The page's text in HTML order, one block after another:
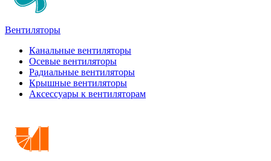
Вентиляторы
Канальные вентиляторы
Осевые вентиляторы
Радиальные вентиляторы
Крышные вентиляторы
Аксессуары к вентиляторам